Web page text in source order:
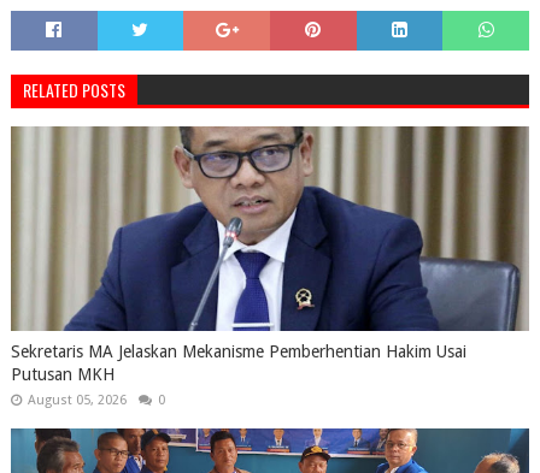
RELATED POSTS
Sekretaris MA Jelaskan Mekanisme Pemberhentian Hakim Usai
Putusan MKH
August 05, 2026 0